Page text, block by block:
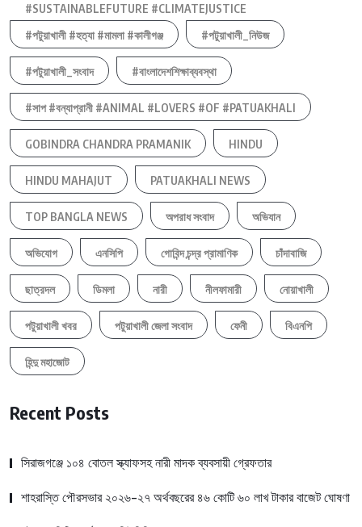
#SUSTAINABLEFUTURE #CLIMATEJUSTICE
#পটুয়াখালী #হত্যা #মামলা #কালীগঞ্জ
#পটুয়াখালী_নিউজ
#পটুয়াখালী_সংবাদ #বাংলাদেশশিক্ষাব্যবস্থা
#সাপ #বন্যাপ্রানী #ANIMAL #LOVERS #OF #PATUAKHALI
GOBINDRA CHANDRA PRAMANIK HINDU
HINDU MAHAJUT PATUAKHALI NEWS
TOP BANGLA NEWS অপরাধ সংবাদ অভিযান
অভিযোগ এনসিপি গোবিন্দ চন্দ্র প্রামাণিক চাঁদাবাজি
ছাত্রদল ডিমলা নারী নীলফামারী নোয়াখালী
পটুয়াখালী খবর পটুয়াখালী জেলা সংবাদ ফেনী বিএনপি
হিন্দু মহাজোট
Recent Posts
সিরাজগঞ্জে ১০৪ বোতল স্ক্যাফসহ নারী মাদক ব্যবসায়ী গ্রেফতার
শাহরাস্তি পৌরসভার ২০২৬-২৭ অর্থবছরের ৪৬ কোটি ৬০ লাখ টাকার বাজেট ঘোষণা